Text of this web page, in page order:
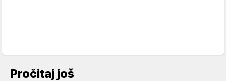
Pročitaj još